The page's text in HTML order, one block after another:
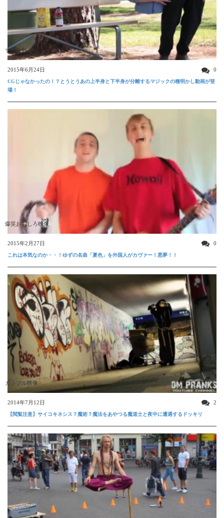
すごい動画
2015年6月24日 0
CGじゃなかったの！？とうとうあの上半身と下半身が分離するマジックの種明かし動画が登
場！
爆笑おもしろ映像
2015年2月27日 0
これは本気なのか・・！ゆずの名曲「夏色」を外国人がカヴァー！悪夢！！
ガクブル映像
2014年7月12日 2
【閲覧注意】サイコキネシス？魔術？魔法をあやつる魔道士と夜中に遭遇するドッキリ